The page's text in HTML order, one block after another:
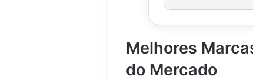
o
o
.
.
Melhores
do Mercado